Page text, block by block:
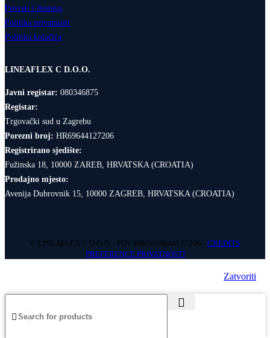
Povrati i dostava
Politika privatnosti
Politika kolačića
LINEAFLEX C D.O.O.
Javni registar: 080346875
Registar:
Trgovački sud u Zagrebu
Porezni broj: HR69644127206
Registrirano sjedište:
Fužinska 18, 10000 ZAREB, HRVATSKA (CROATIA)
Prodajno mjesto:
Avenija Dubrovnik 15, 10000 ZAGREB, HRVATSKA (CROATIA)
© LINEAFLEX C D.O.O. - PDV BROJ 69644127206 - CREDITS
PREFERENCE PRIVATNOSTI
Zatvoriti